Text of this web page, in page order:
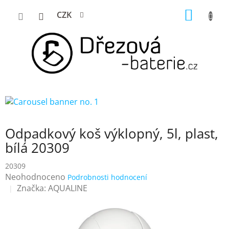
CZK
Odpadkový koš výklopný, 5l, plast,
bílá 20309
20309
Průměrné
hodnocení
Neohodnoceno Podrobnosti hodnocení
Značka: AQUALINE